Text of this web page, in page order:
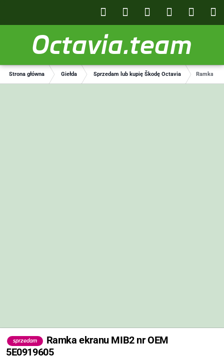
Octavia.team
Strona główna Giełda Sprzedam lub kupię Škodę Octavia Ramka
sprzedam
Ramka ekranu MIB2 nr OEM
5E0919605